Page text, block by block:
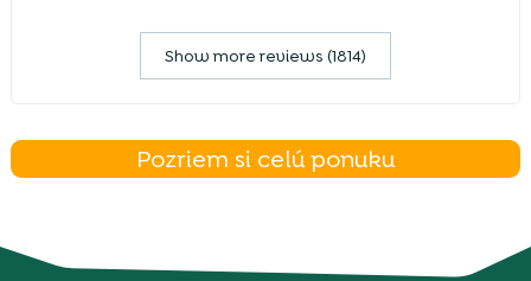
Show more reviews (1814)
Pozriem si celú ponuku